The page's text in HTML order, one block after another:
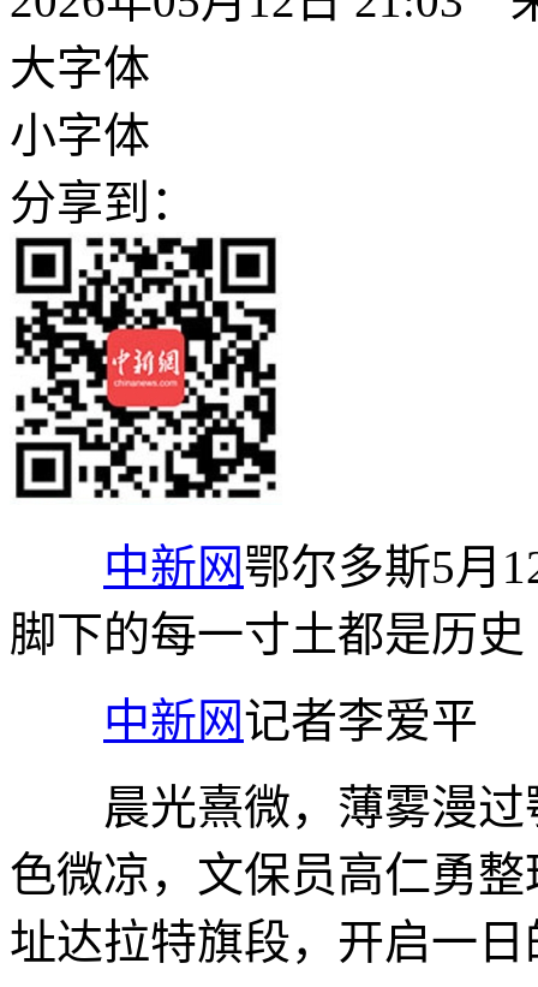
大字体
小字体
分享到：
中新网鄂尔多斯5月
脚下的每一寸土都是历史
中新网记者李爱平
晨光熹微，薄雾漫过
色微凉，文保员高仁勇
址达拉特旗段，开启一